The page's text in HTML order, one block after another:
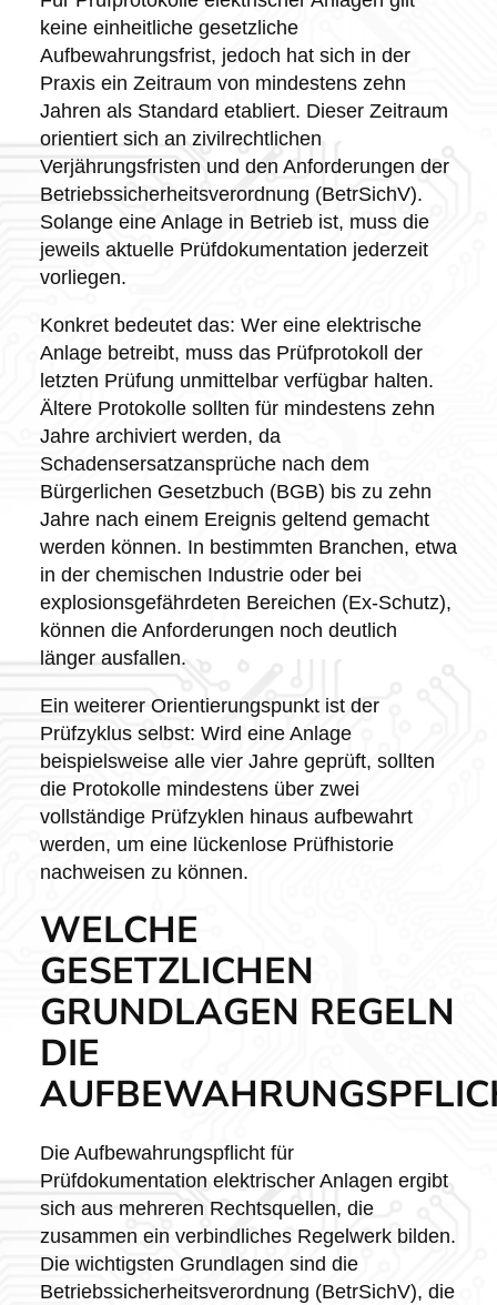
keine einheitliche gesetzliche
Aufbewahrungsfrist, jedoch hat sich in der
Praxis ein Zeitraum von mindestens zehn
Jahren als Standard etabliert. Dieser Zeitraum
orientiert sich an zivilrechtlichen
Verjährungsfristen und den Anforderungen der
Betriebssicherheitsverordnung (BetrSichV).
Solange eine Anlage in Betrieb ist, muss die
jeweils aktuelle Prüfdokumentation jederzeit
vorliegen.
Konkret bedeutet das: Wer eine elektrische
Anlage betreibt, muss das Prüfprotokoll der
letzten Prüfung unmittelbar verfügbar halten.
Ältere Protokolle sollten für mindestens zehn
Jahre archiviert werden, da
Schadensersatzansprüche nach dem
Bürgerlichen Gesetzbuch (BGB) bis zu zehn
Jahre nach einem Ereignis geltend gemacht
werden können. In bestimmten Branchen, etwa
in der chemischen Industrie oder bei
explosionsgefährdeten Bereichen (Ex-Schutz),
können die Anforderungen noch deutlich
länger ausfallen.
Ein weiterer Orientierungspunkt ist der
Prüfzyklus selbst: Wird eine Anlage
beispielsweise alle vier Jahre geprüft, sollten
die Protokolle mindestens über zwei
vollständige Prüfzyklen hinaus aufbewahrt
werden, um eine lückenlose Prüfhistorie
nachweisen zu können.
WELCHE
GESETZLICHEN
GRUNDLAGEN REGELN
DIE
Die Aufbewahrungspflicht für
Prüfdokumentation elektrischer Anlagen ergibt
sich aus mehreren Rechtsquellen, die
zusammen ein verbindliches Regelwerk bilden.
Die wichtigsten Grundlagen sind die
Betriebssicherheitsverordnung (BetrSichV), die